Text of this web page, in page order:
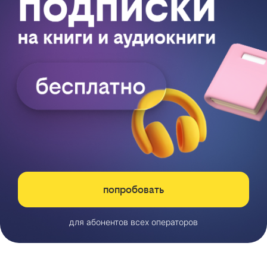
попробовать
для абонентов всех операторов